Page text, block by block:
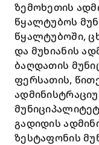
ზემოხეთის
წყალტუბოს
წყალტუბოში,
და მუხიანის
ბაღდათის
ფერსათის,
გადიდის
ზესტაფონის